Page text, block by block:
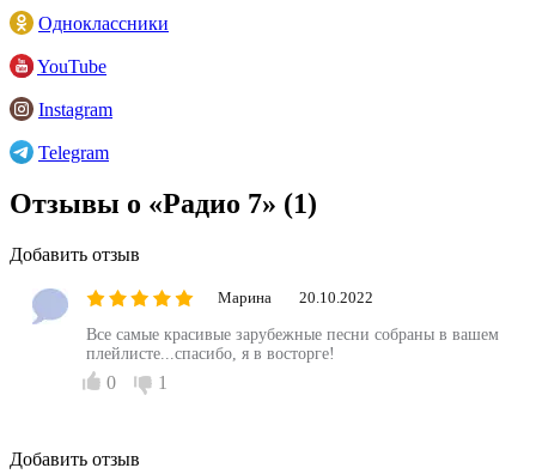
Одноклассники
YouTube
Instagram
Telegram
Отзывы о «Радио 7» (1)
Добавить отзыв
Марина 20.10.2022
Все самые красивые зарубежные песни собраны в вашем
плейлисте...спасибо, я в восторге!
0 1
Добавить отзыв